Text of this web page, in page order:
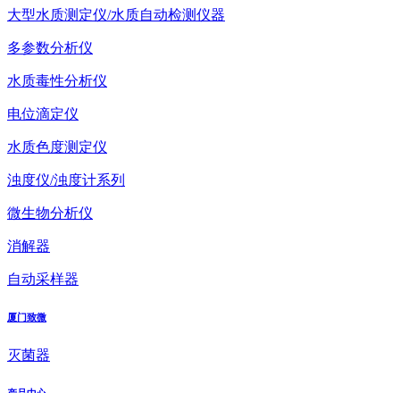
大型水质测定仪/水质自动检测仪器
多参数分析仪
水质毒性分析仪
电位滴定仪
水质色度测定仪
浊度仪/浊度计系列
微生物分析仪
消解器
自动采样器
厦门致微
灭菌器